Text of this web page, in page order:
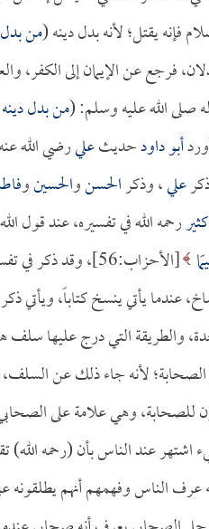
فإنه يقتل؛ لأنه بدل دينه (من بدل
فرجع عن الإيمان إلى الكفر،
صلى الله عليه وسلم: (من بدل
أبو داودحديثعليرضي الله
علي، وذكرالحسنوالحسينو
رحمه الله في تفسيره، عند قول
[الأحزاب:56]، وقد ذكر في تفسير هذه الآية أنه يوجد في بعض الكتب: عن
عندما يأتي ينسخ كتاباً، ويأتي
والطريقة التي درج عليها
لأنه جاء ذلك عن
للصحابة، وهي علامة على
اشتهر عند الناس بأن (رحمه
عرف الناس وفهمهم أنهم